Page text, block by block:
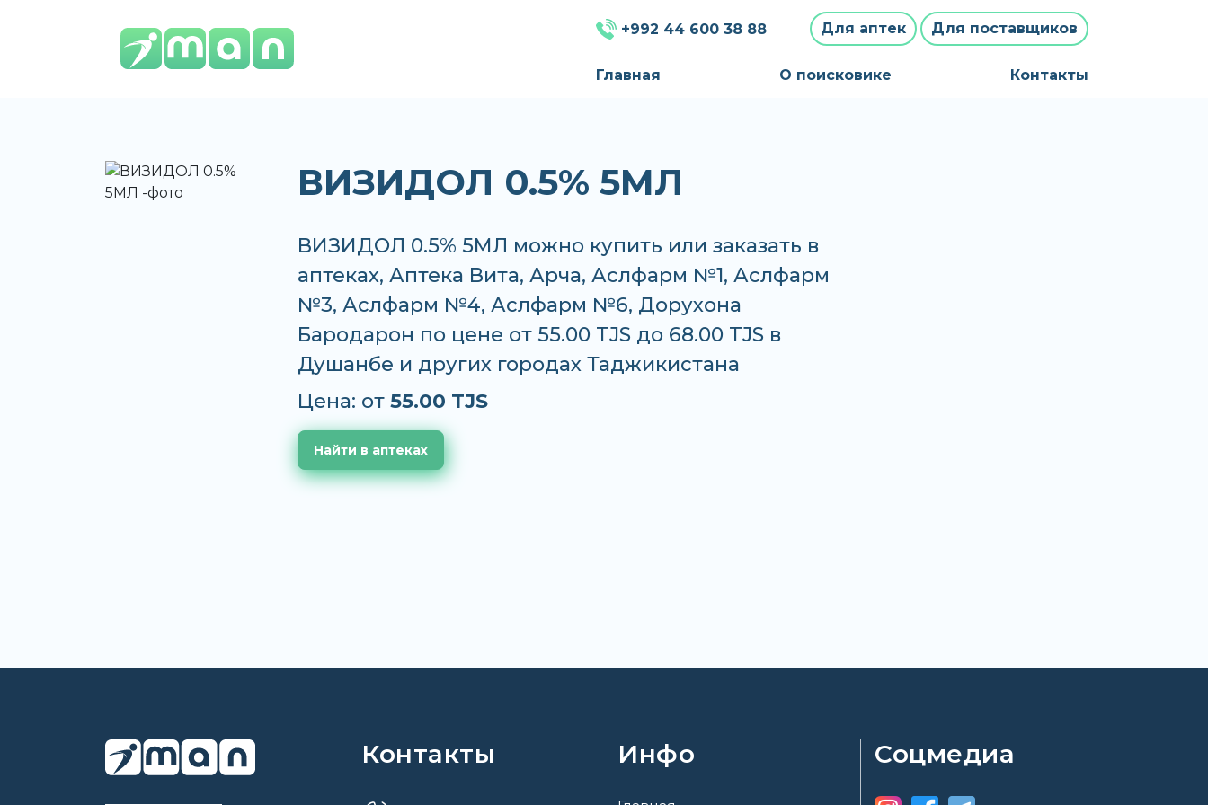
+992 44 600 38 88 Для аптек Для поставщиков
Главная О поисковике Контакты
ВИЗИДОЛ 0.5% 5МЛ
ВИЗИДОЛ 0.5% 5МЛ можно купить или заказать в
аптеках, Аптека Вита, Арча, Аслфарм №1, Аслфарм
№3, Аслфарм №4, Аслфарм №6, Дорухона
Бародарон по цене от 55.00 TJS до 68.00 TJS в
Душанбе и других городах Таджикистана
Цена: от 55.00 TJS
Найти в аптеках
Контакты Инфо Соцмедиа